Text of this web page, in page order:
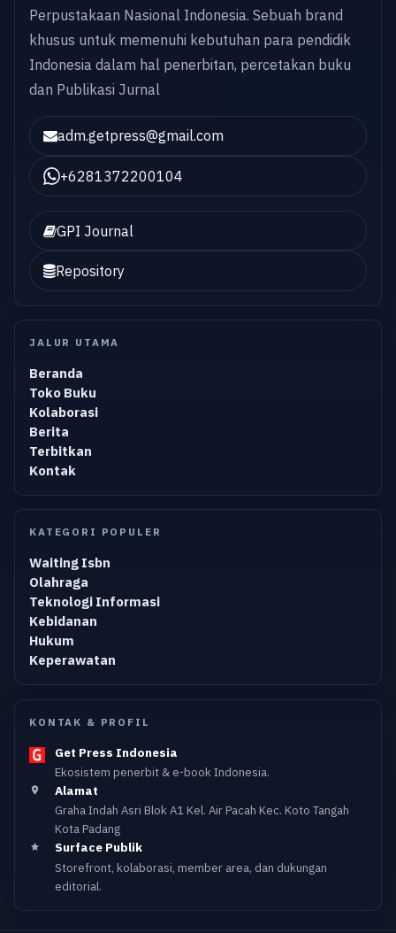
Perpustakaan Nasional Indonesia. Sebuah brand
khusus untuk memenuhi kebutuhan para pendidik
Indonesia dalam hal penerbitan, percetakan buku
dan Publikasi Jurnal
adm.getpress@gmail.com
+6281372200104
GPI Journal
Repository
JALUR UTAMA
Beranda
Toko Buku
Kolaborasi
Berita
Terbitkan
Kontak
KATEGORI POPULER
Waiting Isbn
Olahraga
Teknologi Informasi
Kebidanan
Hukum
Keperawatan
KONTAK & PROFIL
Get Press Indonesia
Ekosistem penerbit & e-book Indonesia.
Alamat
Graha Indah Asri Blok A1 Kel. Air Pacah Kec. Koto Tangah
Kota Padang
Surface Publik
Storefront, kolaborasi, member area, dan dukungan
editorial.